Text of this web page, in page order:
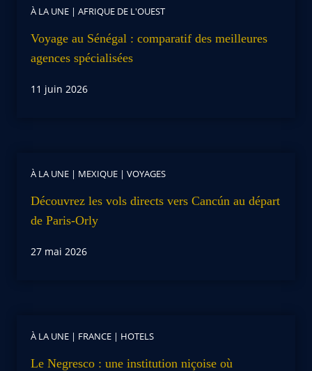
À LA UNE | AFRIQUE DE L'OUEST
Voyage au Sénégal : comparatif des meilleures
agences spécialisées
11 juin 2026
À LA UNE | MEXIQUE | VOYAGES
Découvrez les vols directs vers Cancún au départ
de Paris-Orly
27 mai 2026
À LA UNE | FRANCE | HOTELS
Le Negresco : une institution niçoise où